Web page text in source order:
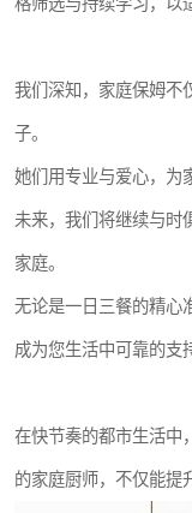
我们深知，家庭保姆不
子。
她们用专业与爱心，为
未来，我们将继续与时
家庭。
无论是一日三餐的精心
成为您生活中可靠的支
在快节奏的都市生活中
的家庭厨师，不仅能提